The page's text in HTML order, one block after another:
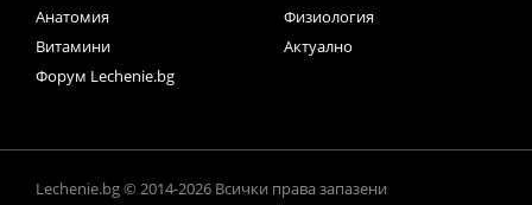
Анатомия
Физиология
Витамини
Актуално
Форум Lechenie.bg
Lechenie.bg © 2014-2026 Всички права запазени